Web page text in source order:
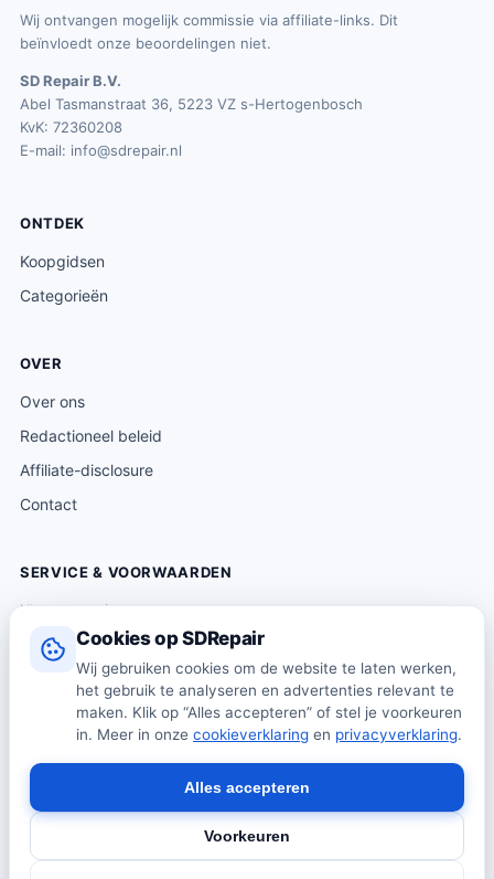
Cookies op SDRepair
Wij gebruiken cookies om de website te laten werken,
het gebruik te analyseren en advertenties relevant te
maken. Klik op “Alles accepteren” of stel je voorkeuren
in. Meer in onze cookieverklaring en privacyverklaring.
Voorkeuren
Alles accepteren
Wij ontvangen mogelijk commissie via affiliate-links. Dit
beïnvloedt onze beoordelingen niet.
SD Repair B.V.
Abel Tasmanstraat 36, 5223 VZ s-Hertogenbosch
KvK: 72360208
E-mail: info@sdrepair.nl
ONTDEK
Koopgidsen
Categorieën
OVER
Over ons
Redactioneel beleid
Affiliate-disclosure
Contact
SERVICE & VOORWAARDEN
Klantenservice
Verzending & levering
Retourneren
Algemene voorwaarden